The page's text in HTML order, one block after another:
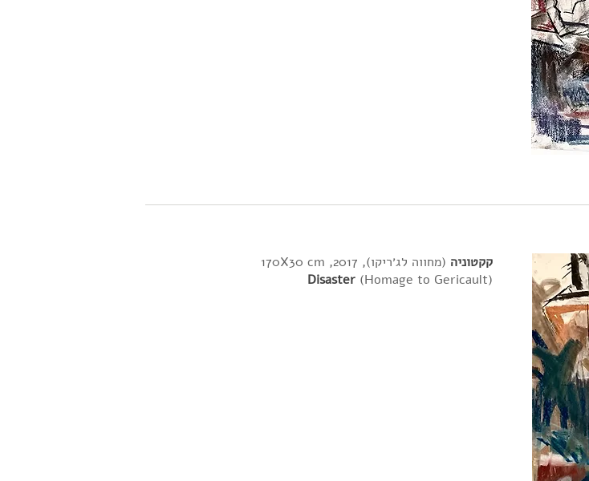
קקטוניה (מחווה לג׳ריקו), 2017, 170X30 cm
Disaster (Homage to Gericault)